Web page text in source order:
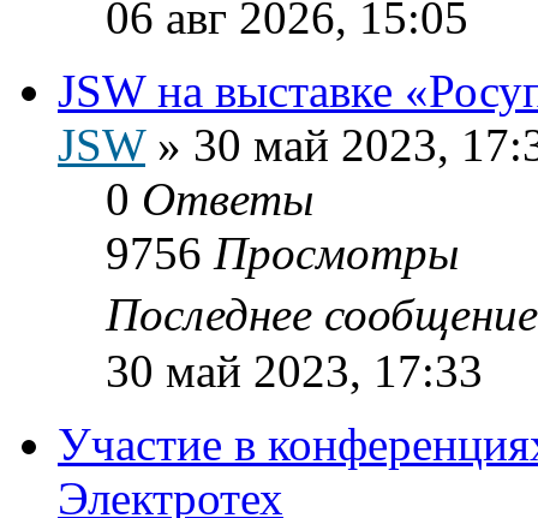
06 авг 2026, 15:05
JSW на выставке
JSW» 30 май 2023,
0 Ответы
9756 Просмотры
Последнее
30 май 2023, 17:33
Участие в
Электротех